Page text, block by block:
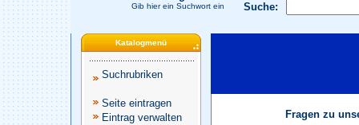
Suche:
Gib hier ein Suchwort ein
Katalogmenü
Suchrubriken
Seite eintragen
Eintrag verwalten
Fragen zu